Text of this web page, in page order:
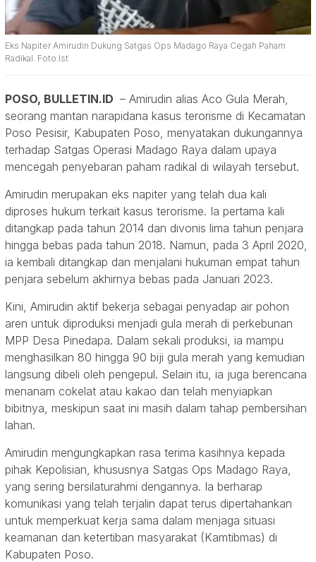
Eks Napiter Amirudin Dukung Satgas Ops Madago Raya Cegah Paham
Radikal. Foto:Ist
POSO, BULLETIN.ID – Amirudin alias Aco Gula Merah,
seorang mantan narapidana kasus terorisme di Kecamatan
Poso Pesisir, Kabupaten Poso, menyatakan dukungannya
terhadap Satgas Operasi Madago Raya dalam upaya
mencegah penyebaran paham radikal di wilayah tersebut.
Amirudin merupakan eks napiter yang telah dua kali
diproses hukum terkait kasus terorisme. Ia pertama kali
ditangkap pada tahun 2014 dan divonis lima tahun penjara
hingga bebas pada tahun 2018. Namun, pada 3 April 2020,
ia kembali ditangkap dan menjalani hukuman empat tahun
penjara sebelum akhirnya bebas pada Januari 2023.
Kini, Amirudin aktif bekerja sebagai penyadap air pohon
aren untuk diproduksi menjadi gula merah di perkebunan
MPP Desa Pinedapa. Dalam sekali produksi, ia mampu
menghasilkan 80 hingga 90 biji gula merah yang kemudian
langsung dibeli oleh pengepul. Selain itu, ia juga berencana
menanam cokelat atau kakao dan telah menyiapkan
bibitnya, meskipun saat ini masih dalam tahap pembersihan
lahan.
Amirudin mengungkapkan rasa terima kasihnya kepada
pihak Kepolisian, khususnya Satgas Ops Madago Raya,
yang sering bersilaturahmi dengannya. Ia berharap
komunikasi yang telah terjalin dapat terus dipertahankan
untuk memperkuat kerja sama dalam menjaga situasi
keamanan dan ketertiban masyarakat (Kamtibmas) di
Kabupaten Poso.